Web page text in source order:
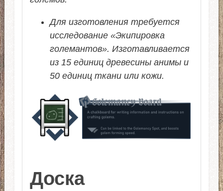
Для изготовления требуется
исследование «Экипировка
големантов». Изготавливается
из 15 единиц древесины анимы и
50 единиц ткани или кожи.
Доска